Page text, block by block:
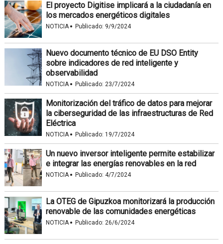
El proyecto Digitise implicará a la ciudadanía en
los mercados energéticos digitales
NOTICIA· Publicado: 9/9/2024
Nuevo documento técnico de EU DSO Entity
sobre indicadores de red inteligente y
observabilidad
NOTICIA· Publicado: 23/7/2024
Monitorización del tráfico de datos para mejorar
la ciberseguridad de las infraestructuras de Red
Eléctrica
NOTICIA· Publicado: 19/7/2024
Un nuevo inversor inteligente permite estabilizar
e integrar las energías renovables en la red
NOTICIA· Publicado: 4/7/2024
La OTEG de Gipuzkoa monitorizará la producción
renovable de las comunidades energéticas
NOTICIA· Publicado: 26/6/2024